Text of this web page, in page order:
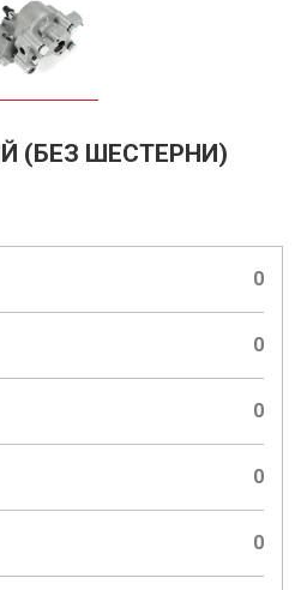
(БЕЗ ШЕСТЕРНИ)
0
0
0
0
0